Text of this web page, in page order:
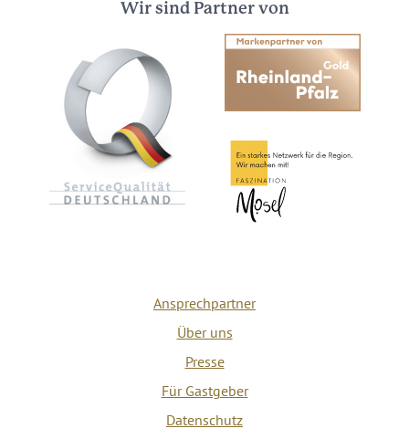
Wir sind Partner von
Ansprechpartner
Über uns
Presse
Für Gastgeber
Datenschutz